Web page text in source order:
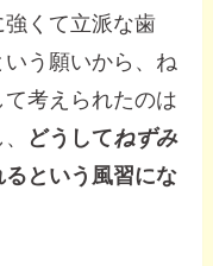
くて立派な歯
う願いから、ね
考えられたのは
どうしてねずみ
という風習にな